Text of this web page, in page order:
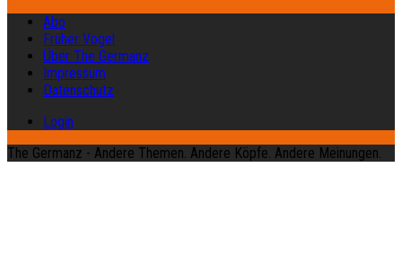
Abo
Früher Vogel
Über The Germanz
Impressum
Datenschutz
Login
The Germanz - Andere Themen. Andere Köpfe. Andere Meinungen.